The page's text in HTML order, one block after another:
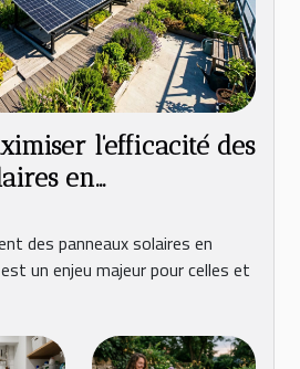
l'efficacité des
en
?
des panneaux solaires en
un enjeu majeur pour celles et